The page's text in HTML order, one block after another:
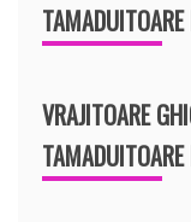
VRAJITOARE